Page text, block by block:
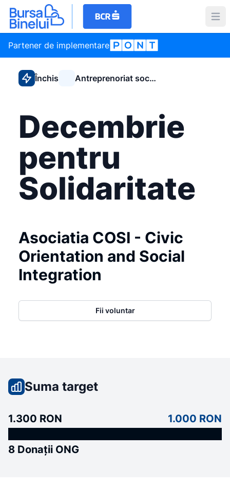
Partener de implementare
Închis Antreprenoriat social
Decembrie
pentru
Solidaritate
Asociatia COSI - Civic
Orientation and Social
Integration
Fii voluntar
Suma target
1.300 RON 1.000 RON
8 Donații ONG